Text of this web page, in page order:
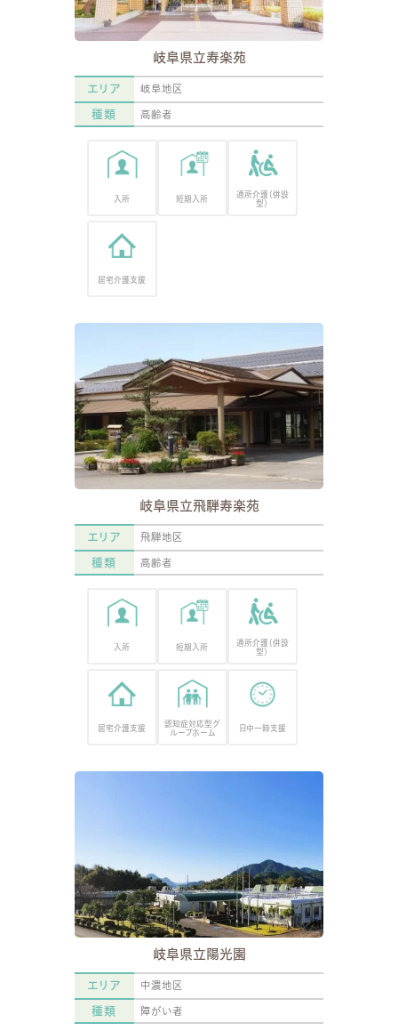
岐阜県立寿楽苑
エリア 岐阜地区
種類 高齢者
入所 短期入所
通所介護（併設
型）
居宅介護支援
岐阜県立飛騨寿楽苑
エリア 飛騨地区
種類 高齢者
入所 短期入所
通所介護（併設
型）
居宅介護支援
認知症対応型グ
ループホーム
日中一時支援
岐阜県立陽光園
エリア 中濃地区
種類 障がい者